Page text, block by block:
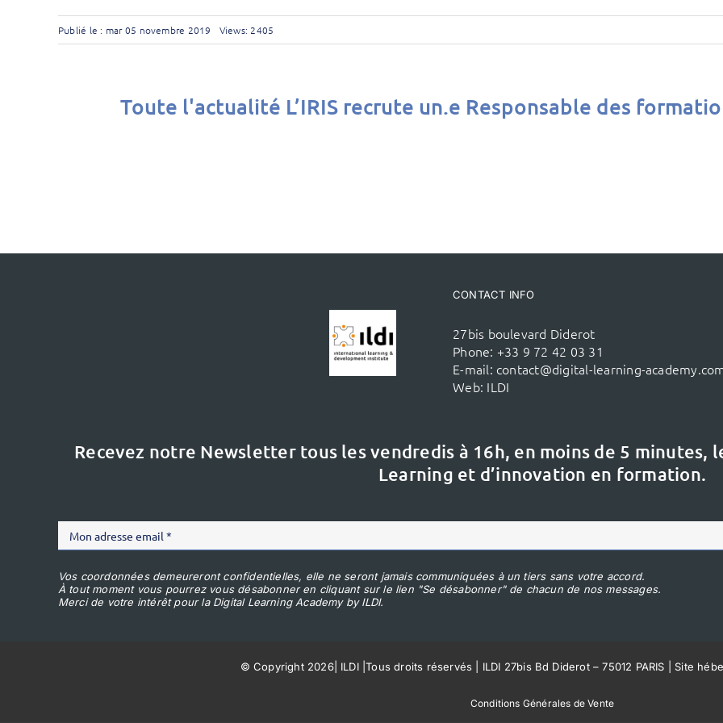
Publié le : mar 05 novembre 2019 Views: 2405
Toute l'actualité L’IRIS recrute un.e Responsable des
CONTACT INFO
27bis boulevard Diderot
Phone: +33 9 72 42 03 31
E-mail: contact@digital-learning-
Web: ILDI
Recevez notre Newsletter tous les vendredis à 16h, en moins de 5 minutes,
Learning et d’innovation en formation.
Vos coordonnées demeureront confidentielles, elle ne seront jamais communiquées à un tiers sans votre accord.
À tout moment vous pourrez vous désabonner en cliquant sur le lien "Se désabonner" de chacun de nos messages.
Merci de votre intérêt pour la Digital Learning Academy by ILDI.
© Copyright 2026| ILDI|Tous droits réservés | ILDI 27bis Bd Diderot – 75012 PARIS | Site
Conditions Générales de Vente